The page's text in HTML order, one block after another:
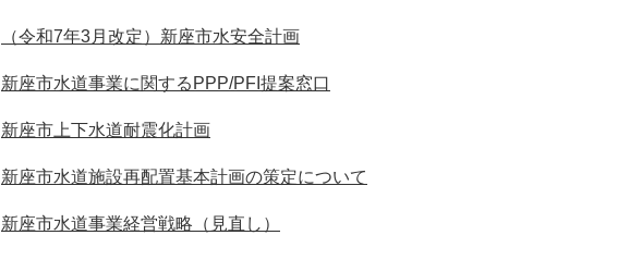
（令和7年3月改定）新座市水安全計画
新座市水道事業に関するPPP/PFI提案窓口
新座市上下水道耐震化計画
新座市水道施設再配置基本計画の策定について
新座市水道事業経営戦略（見直し）